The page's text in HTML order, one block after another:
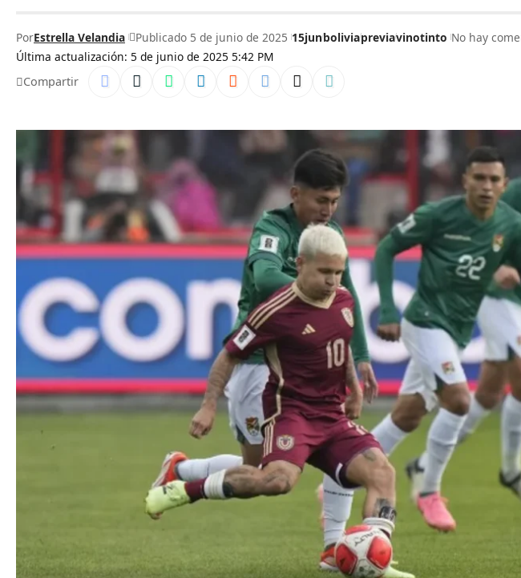
Última actualización: 5 de junio de 2025 5:42 PM
PorEstrella Velandia Publicado 5 de junio de 2025 15junboliviapreviavinotinto No hay
Compartir